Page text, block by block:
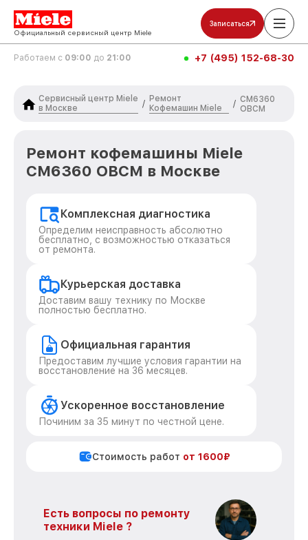
Официальный сервисный центр Miele
Записаться
Работаем с 09:00 до 21:00 +7 (495) 152-68-30
Сервисный центр Miele
в Москве
/
Ремонт
Кофемашин Miele
/ CM6360
OBCM
Ремонт кофемашины Miele
CM6360 OBCM в Москве
Комплексная диагностика
Определим неисправность абсолютно
бесплатно, с возможностью отказаться
от ремонта.
Курьерская доставка
Доставим вашу технику по Москве
полностью бесплатно.
Официальная гарантия
Предоставим лучшие условия гарантии на
восстановление на 36 месяцев.
Ускоренное восстановление
Починим за 35 минут по честной цене.
Стоимость работ от 1600₽
Есть вопросы по ремонту
техники Miele ?